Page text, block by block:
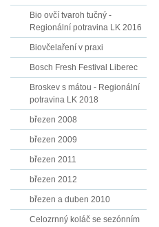
Bio ovčí tvaroh tučný -
Regionální potravina LK 2016
Biovčelaření v praxi
Bosch Fresh Festival Liberec
Broskev s mátou - Regionální
potravina LK 2018
březen 2008
březen 2009
březen 2011
březen 2012
březen a duben 2010
Celozrnný koláč se sezónním